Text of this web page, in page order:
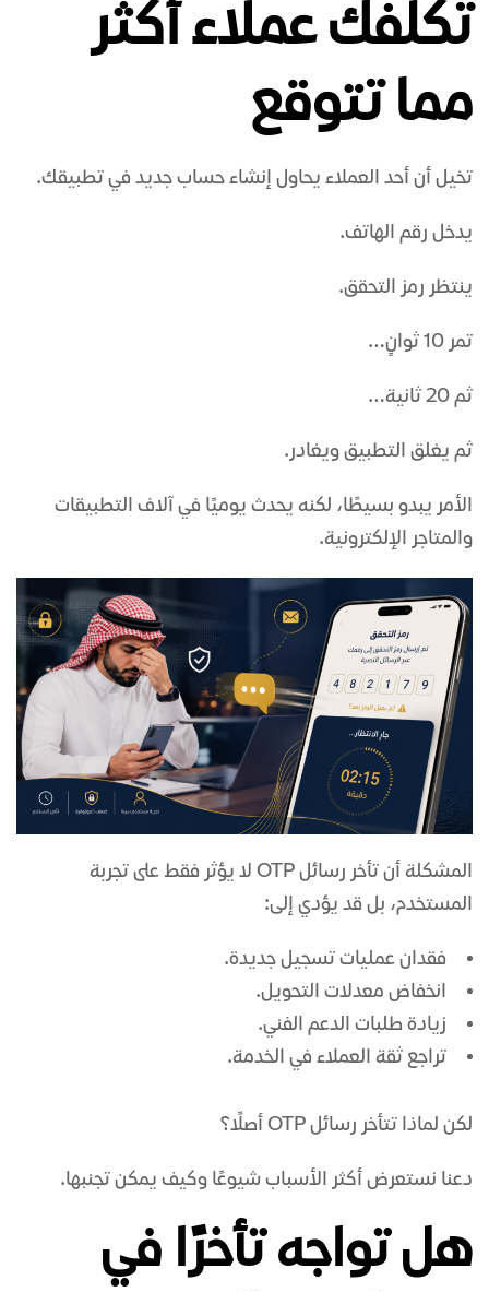
تكلفك عملاء أكثر
مما تتوقع
تخيل أن أحد العملاء يحاول إنشاء حساب جديد في تطبيقك.
يدخل رقم الهاتف.
ينتظر رمز التحقق.
تمر 10 ثوانٍ…
ثم 20 ثانية…
ثم يغلق التطبيق ويغادر.
الأمر يبدو بسيطًا، لكنه يحدث يوميًا في آلاف التطبيقات
والمتاجر الإلكترونية.
المشكلة أن تأخر رسائل OTP لا يؤثر فقط على تجربة
المستخدم، بل قد يؤدي إلى:
فقدان عمليات تسجيل جديدة.
انخفاض معدلات التحويل.
زيادة طلبات الدعم الفني.
تراجع ثقة العملاء في الخدمة.
لكن لماذا تتأخر رسائل OTP أصلًا؟
دعنا نستعرض أكثر الأسباب شيوعًا وكيف يمكن تجنبها.
هل تواجه تأخرًا في